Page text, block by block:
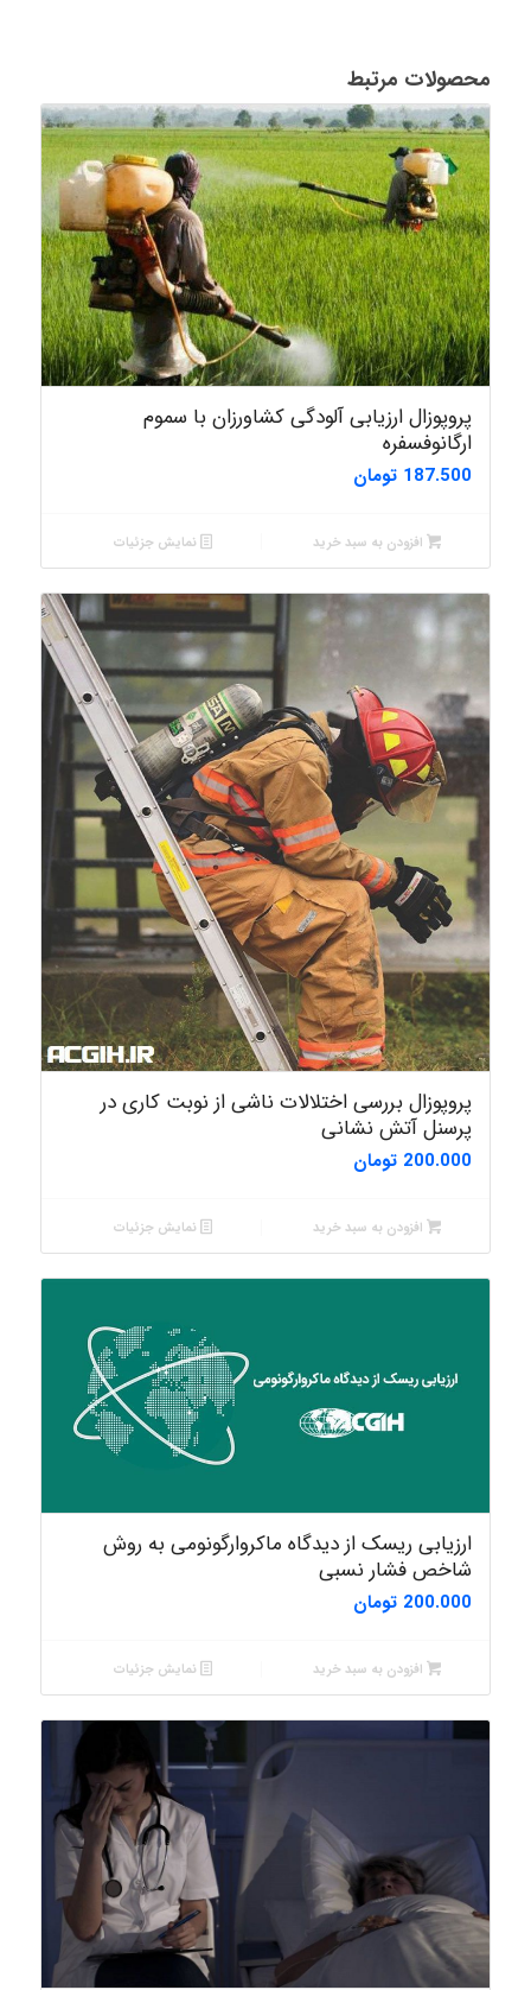
محصولات مرتبط
پروپوزال ارزیابی آلودگی کشاورزان با سموم
ارگانوفسفره
187.500 تومان
افزودن به سبد خرید نمایش جزئیات
پروپوزال بررسی اختلالات ناشی از نوبت کاری در
پرسنل آتش نشانی
200.000 تومان
افزودن به سبد خرید نمایش جزئیات
ارزیابی ریسک از دیدگاه ماکروارگونومی به روش
شاخص فشار نسبی
200.000 تومان
افزودن به سبد خرید نمایش جزئیات